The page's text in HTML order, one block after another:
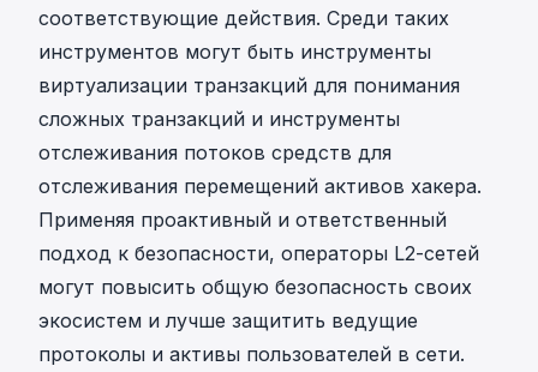
соответствующие действия. Среди таких
инструментов могут быть инструменты
виртуализации транзакций для понимания
сложных транзакций и инструменты
отслеживания потоков средств для
отслеживания перемещений активов хакера.
Применяя проактивный и ответственный
подход к безопасности, операторы L2-сетей
могут повысить общую безопасность своих
экосистем и лучше защитить ведущие
протоколы и активы пользователей в сети.